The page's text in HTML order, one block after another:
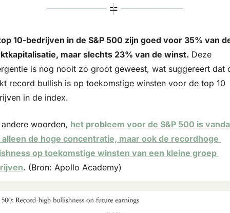
10-bedrijven in de S&P 500 zijn goed voor 35% van
maar slechts 23% van de winst. Deze
is nog nooit zo groot geweest, wat suggereert dat
record bullish is op toekomstige winsten voor de top 10
in de index.
woorden, het probleem voor de S&P 500 is
de hoge concentratie, maar ook de recordhoge
op toekomstige winsten van een kleine groep
. (Bron: Apollo Academy)